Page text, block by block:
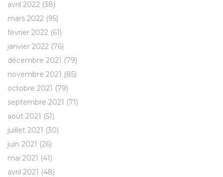
avril 2022 (38)
mars 2022 (95)
février 2022 (61)
janvier 2022 (76)
décembre 2021 (79)
novembre 2021 (85)
octobre 2021 (79)
septembre 2021 (71)
août 2021 (51)
juillet 2021 (30)
juin 2021 (26)
mai 2021 (41)
avril 2021 (48)